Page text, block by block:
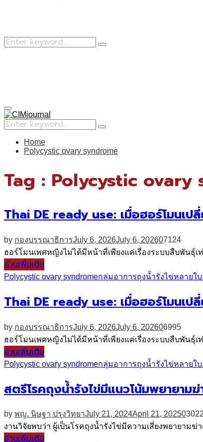
Search
Search
Primary
Menu
Search
for:
Search
Home
Polycystic ovary syndrome
Tag : Polycystic ovary
Thai DE ready use: เมื่อฮอร์โมนเป
by กองบรรณาธิการJuly 6, 2026July 6, 202607124
ฮอร์โมนเพศหญิงไม่ได้มีหน้าที่เพียงแค่เรื่องระบบสืบพันธุ์
อ่านเพิ่มเติม
Polycystic ovary syndromeกลุ่มอาการถุงน้ำรังไข่หลายใบ
Thai DE ready use: เมื่อฮอร์โมนเป
by กองบรรณาธิการJuly 6, 2026July 6, 202606995
ฮอร์โมนเพศหญิงไม่ได้มีหน้าที่เพียงแค่เรื่องระบบสืบพันธุ์
อ่านเพิ่มเติม
Polycystic ovary syndromeกลุ่มอาการถุงน้ำรังไข่หลายใบ
สตรีโรคถุงน้ำรังไข่มีแนวโน้มพยายาม
by พญ. นิษฐา ปรุงวิทยาJuly 21, 2024April 21, 202503022
งานวิจัยพบว่า ผู้เป็นโรคถุงน้ำรังไข่มีความเสี่ยงพยายามฆ่
อ่านเพิ่มเติม